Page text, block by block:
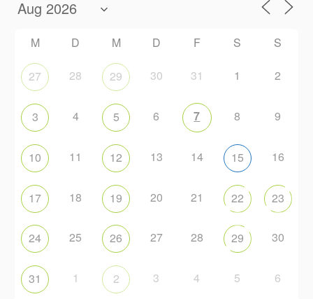
M D M D F S S
27 28 29 30 31 1 2
3 4 5 6 7 8 9
10 11 12 13 14 15 16
17 18 19 20 21 22 23
24 25 26 27 28 29 30
31 1 2 3 4 5 6